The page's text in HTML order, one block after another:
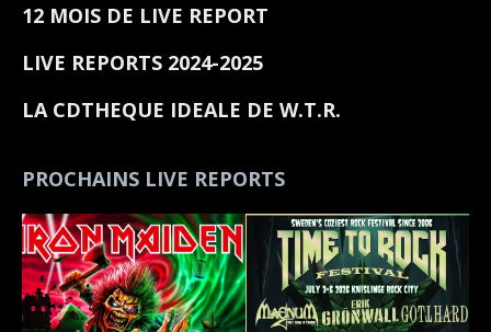
12 MOIS DE LIVE REPORT
LIVE REPORTS 2024-2025
LA CDTHEQUE IDEALE DE W.T.R.
PROCHAINS LIVE REPORTS